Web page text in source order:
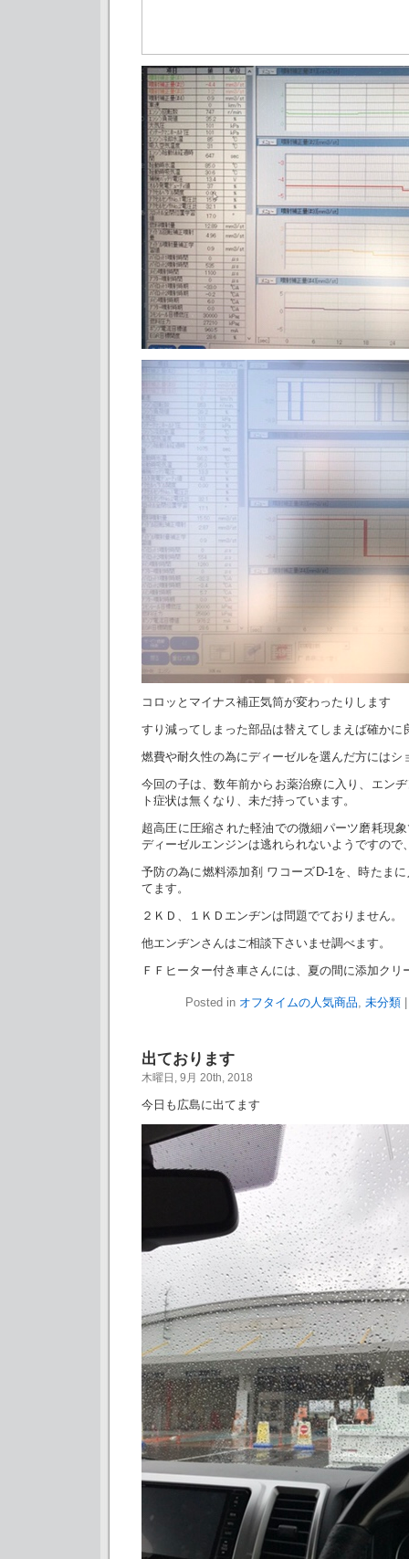
コロッとマイナス補正気筒が変わったりします
すり減ってしまった部品は替えてしまえば確かに
燃費や耐久性の為にディーゼルを選んだ方にはシ
今回の子は、数年前からお薬治療に入り、エン
ト症状は無くなり、未だ持っています。
超高圧に圧縮された軽油での微細パーツ磨耗現
ディーゼルエンジンは逃れられないようですので
予防の為に燃料添加剤 ワコーズD-1を、時たま
てます。
２ＫＤ、１ＫＤエンヂンは問題でておりません。
他エンヂンさんはご相談下さいませ調べます。
ＦＦヒーター付き車さんには、夏の間に添加クリ
Posted in オフタイムの人気商品, 未分類
出ております
木曜日, 9月 20th, 2018
今日も広島に出てます